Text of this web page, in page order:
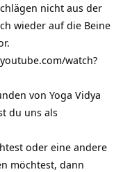
nicht aus der
wieder auf die Beine
youtube.com/watch?
von Yoga Vidya
du uns als
oder eine andere
möchtest, dann